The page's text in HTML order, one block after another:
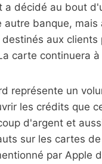
a décidé au bout
autre banque,
aux
carte continuera
représente un
les crédits que
d'argent et
sur les cartes
par Apple